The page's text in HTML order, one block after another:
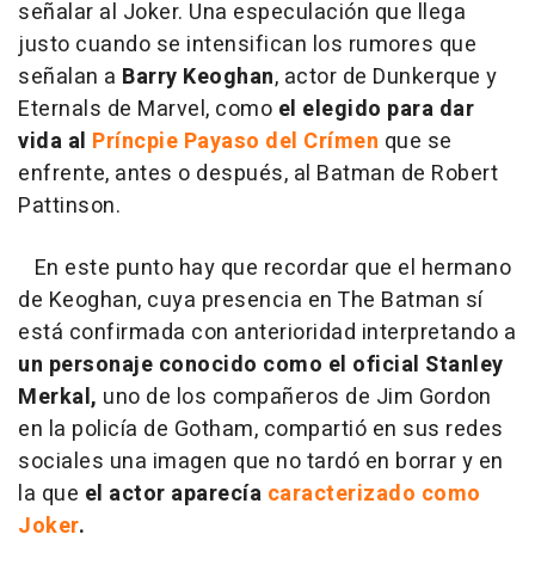
señalar al Joker. Una especulación que llega
justo cuando se intensifican los rumores que
señalan a Barry Keoghan, actor de Dunkerque y
Eternals de Marvel, como el elegido para dar
vida al Príncpie Payaso del Crímen que se
enfrente, antes o después, al Batman de Robert
Pattinson.
En este punto hay que recordar que el hermano
de Keoghan, cuya presencia en The Batman sí
está confirmada con anterioridad interpretando a
un personaje conocido como el oficial Stanley
Merkal, uno de los compañeros de Jim Gordon
en la policía de Gotham, compartió en sus redes
sociales una imagen que no tardó en borrar y en
la que el actor aparecía caracterizado como
Joker.